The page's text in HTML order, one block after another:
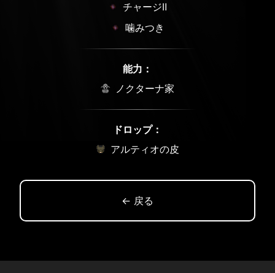
チャージⅡ
噛みつき
能力：
ノクターナ家
ドロップ：
アルティオの皮
← 戻る